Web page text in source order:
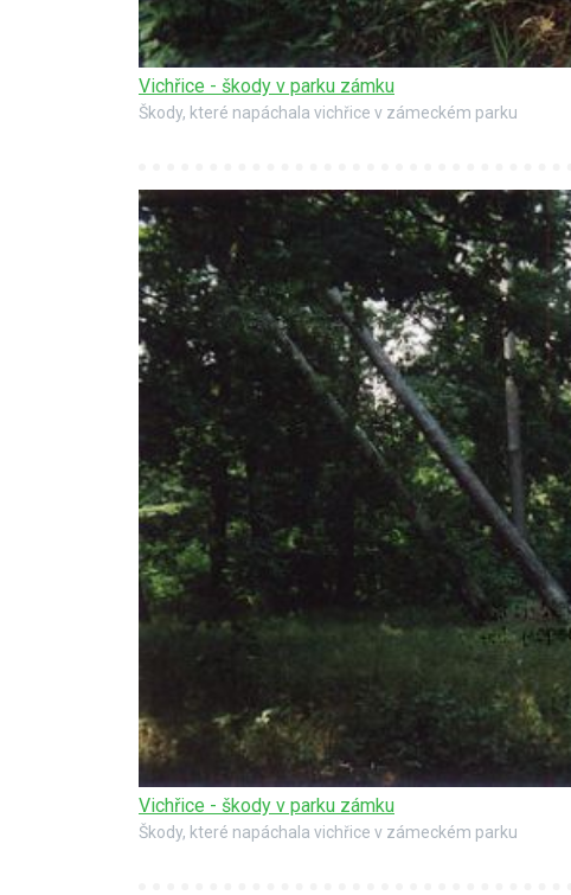
Vichřice - škody v parku zámku
Škody, které napáchala vichřice v zámeckém parku
Vichřice - škody v parku zámku
Škody, které napáchala vichřice v zámeckém parku